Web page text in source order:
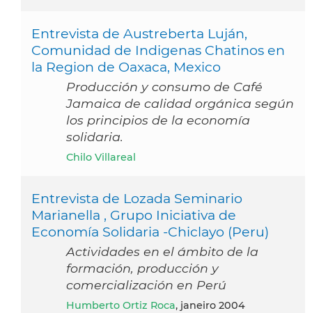
Entrevista de Austreberta Luján,
Comunidad de Indigenas Chatinos en
la Region de Oaxaca, Mexico
Producción y consumo de Café
Jamaica de calidad orgánica según
los principios de la economía
solidaria.
Chilo Villareal
Entrevista de Lozada Seminario
Marianella , Grupo Iniciativa de
Economía Solidaria -Chiclayo (Peru)
Actividades en el ámbito de la
formación, producción y
comercialización en Perú
Humberto Ortiz Roca, janeiro 2004